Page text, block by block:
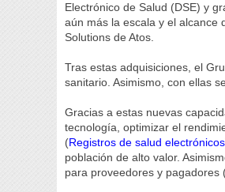
Electrónico de Salud (DSE) y
aún más la escala y el alcance
Solutions de Atos.
Tras estas adquisiciones, el
sanitario. Asimismo, con ellas
Gracias a estas nuevas
tecnología, optimizar el
(Registros de salud electrónicos
población de alto valor.
para proveedores y pagadores